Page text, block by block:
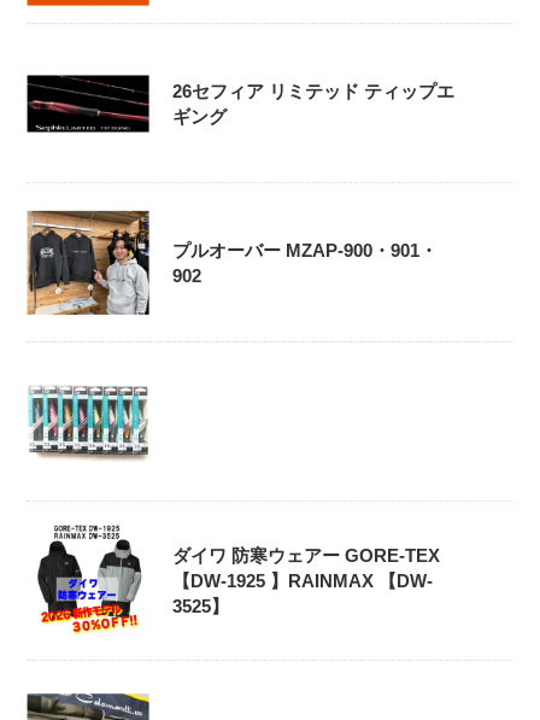
26セフィア リミテッド ティップエ
ギング
プルオーバー MZAP-900・901・
902
ダイワ 防寒ウェアー GORE-TEX
【DW-1925 】RAINMAX 【DW-
3525】